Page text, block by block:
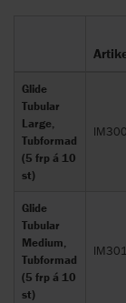
Glide
Tubular
Large,
Tubformad
(5 frp á 10
st)
IM300
Glide
Tubular
Medium,
Tubformad
(5 frp á 10
st)
IM301